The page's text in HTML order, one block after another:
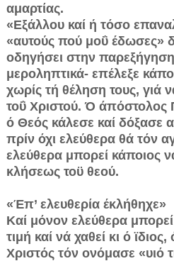
αμαρτίας.
«Εξάλλου καί ή τόσο
«αυτούς πού μοΰ έδωσες»
οδηγήσει στην
μεροληπτικά- επέλεξε
χωρίς τή θέληση τους, γιά
τοΰ Χριστού. Ό άπόστολος
ό Θεός κάλεσε καί δόξασε
πρίν όχι ελεύθερα θά τόν
ελεύθερα μπορεί κάποιος
κλήσεως τοϋ θεού.
«Έπ’ ελευθερία έκλήθηχε»
Καί μόνον ελεύθερα
τιμή καί νά χαθεί κι ό
Χριστός τόν ονόμασε «υιό